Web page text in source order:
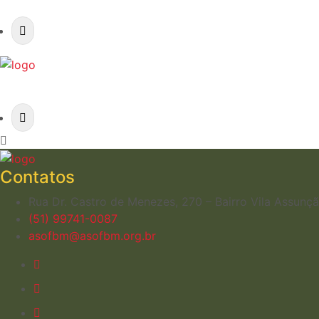
Contatos
Rua Dr. Castro de Menezes, 270 – Bairro Vila
(51) 99741-0087
asofbm@asofbm.org.br